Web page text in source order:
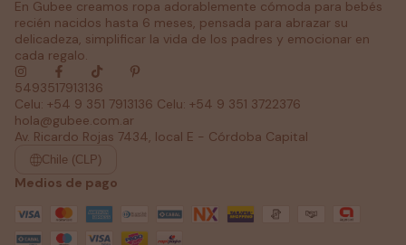
En Gubee creamos ropa adorablemente cómoda para bebés
recién nacidos hasta 6 meses, pensada para abrazar su
delicadeza, simplificar la vida de los padres y emocionar en
cada regalo.
5493517913136
Celu: +54 9 351 7913136 Celu: +54 9 351 3722376
hola@gubee.com.ar
Av. Ricardo Rojas 7434, local E - Córdoba Capital
Chile (CLP)
Medios de pago